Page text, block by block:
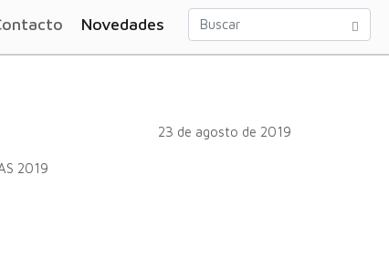
Novedades
23 de agosto de 2019
2019